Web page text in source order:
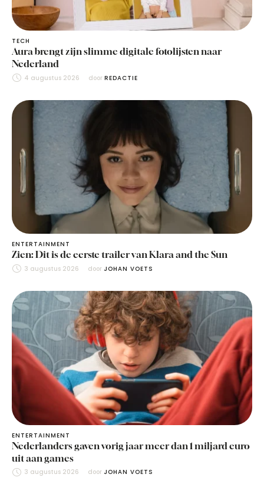
TECH
Aura brengt zijn slimme digitale fotolijsten naar
Nederland
4 augustus 2026 door REDACTIE
ENTERTAINMENT
Zien: Dit is de eerste trailer van Klara and the Sun
3 augustus 2026 door JOHAN VOETS
ENTERTAINMENT
Nederlanders gaven vorig jaar meer dan 1 miljard euro
uit aan games
3 augustus 2026 door JOHAN VOETS